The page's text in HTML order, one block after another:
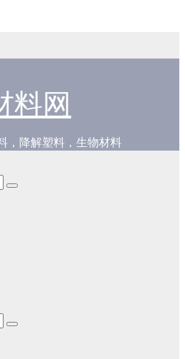
料网
，降解塑料，生物材料